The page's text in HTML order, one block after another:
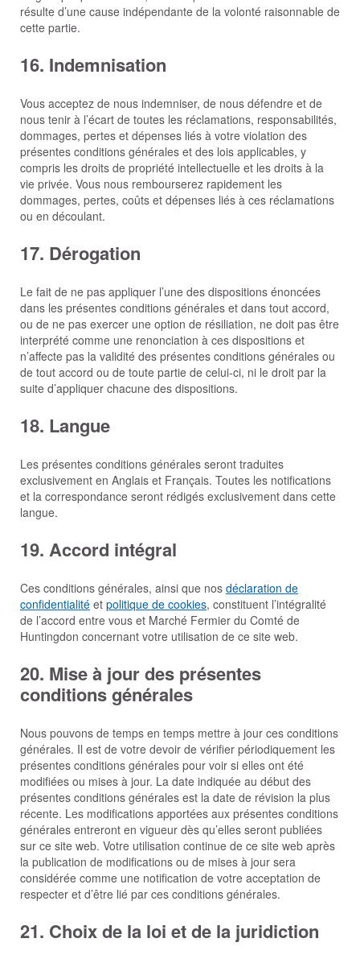
résulte d’une cause indépendante de la volonté raisonnable de
cette partie.
16. Indemnisation
Vous acceptez de nous indemniser, de nous défendre et de
nous tenir à l’écart de toutes les réclamations, responsabilités,
dommages, pertes et dépenses liés à votre violation des
présentes conditions générales et des lois applicables, y
compris les droits de propriété intellectuelle et les droits à la
vie privée. Vous nous rembourserez rapidement les
dommages, pertes, coûts et dépenses liés à ces réclamations
ou en découlant.
17. Dérogation
Le fait de ne pas appliquer l’une des dispositions énoncées
dans les présentes conditions générales et dans tout accord,
ou de ne pas exercer une option de résiliation, ne doit pas être
interprété comme une renonciation à ces dispositions et
n’affecte pas la validité des présentes conditions générales ou
de tout accord ou de toute partie de celui-ci, ni le droit par la
suite d’appliquer chacune des dispositions.
18. Langue
Les présentes conditions générales seront traduites
exclusivement en Anglais et Français. Toutes les notifications
et la correspondance seront rédigés exclusivement dans cette
langue.
19. Accord intégral
Ces conditions générales, ainsi que nos déclaration de
confidentialité et politique de cookies, constituent l’intégralité
de l’accord entre vous et Marché Fermier du Comté de
Huntingdon concernant votre utilisation de ce site web.
20. Mise à jour des présentes
conditions générales
Nous pouvons de temps en temps mettre à jour ces conditions
générales. Il est de votre devoir de vérifier périodiquement les
présentes conditions générales pour voir si elles ont été
modifiées ou mises à jour. La date indiquée au début des
présentes conditions générales est la date de révision la plus
récente. Les modifications apportées aux présentes conditions
générales entreront en vigueur dès qu’elles seront publiées
sur ce site web. Votre utilisation continue de ce site web après
la publication de modifications ou de mises à jour sera
considérée comme une notification de votre acceptation de
respecter et d’être lié par ces conditions générales.
21. Choix de la loi et de la juridiction